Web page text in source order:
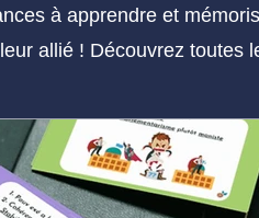
à apprendre et
allié ! Découvrez toutes